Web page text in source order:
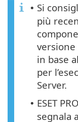
• Si
più
in base
per
Server.
• ESET
segnala